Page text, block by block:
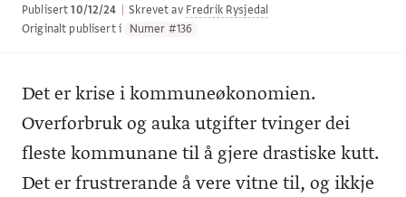
Publisert10/12/24 Skrevet av Fredrik Rysjedal
Originalt publisert i
Numer #136
Det er krise i kommuneøkonomien.
Overforbruk og auka utgifter tvinger dei
fleste kommunane til å gjere drastiske kutt.
Det er frustrerande å vere vitne til, og ikkje